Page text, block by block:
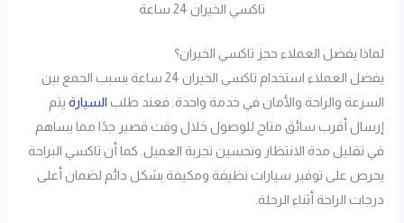
تاكسي الخيران 24 ساعة
لماذا يفضل العملاء حجز تاكسي الخيران؟
يفضل العملاء استخدام تاكسي الخيران 24 ساعة بسبب الجمع بين
السرعة والراحة والأمان في خدمة واحدة. فعند طلب السيارة يتم
إرسال أقرب سائق متاح للوصول خلال وقت قصير جدًا مما يساهم
في تقليل مدة الانتظار وتحسين تجربة العميل. كما أن تاكسي البراحة
يحرص على توفير سيارات نظيفة ومكيفة بشكل دائم لضمان أعلى
درجات الراحة أثناء الرحلة.